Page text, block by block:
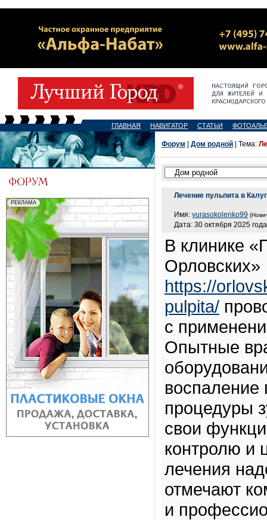
ГЛАВНАЯ НАВИГАТОР СТАТЬИ
Форум Дом родной | Тема:
Лечение пульпита в
Имя: yurasokolenko99
Дата: 30 октября 2025
В клинике
Орловских»
https://
pulpita/
с
Опытные
процедуры
свои
контролю и
лечения
отмечают
и